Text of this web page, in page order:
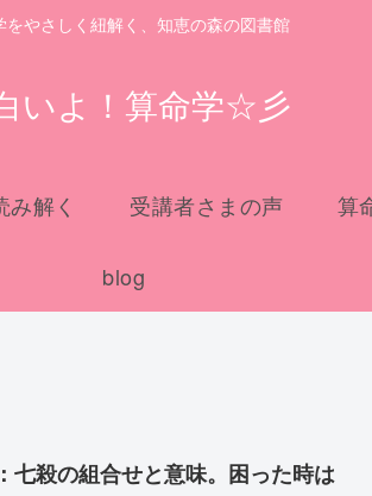
をやさしく紐解く、知恵の森の図書館
いよ！算命学☆彡
解く 受講者さまの声 算
blog
七殺の組合せと意味。困った時は